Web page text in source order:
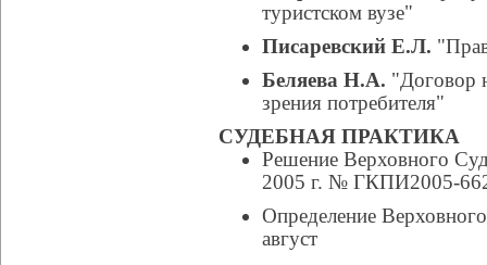
туристском вузе"
Писаревский Е.Л.
Беляева Н.А. "Договор
зрения потребителя"
СУДЕБНАЯ ПРАКТИКА
Решение Верховного
2005 г. № ГКПИ2005-
Определение
август